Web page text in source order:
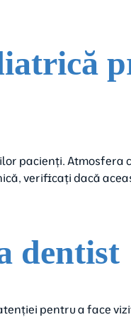
pacienți. Atmosfera
verificați dacă
dentist
pentru a face